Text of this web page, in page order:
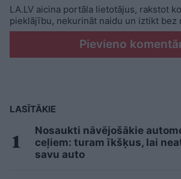
LA.LV aicina portāla lietotājus, rakstot
pieklājību, nekurināt naidu un iztikt bez
Pievieno
LASĪTĀKIE
Nosaukti nāvējošākie
ceļiem: turam īkšķus, lai
savu auto